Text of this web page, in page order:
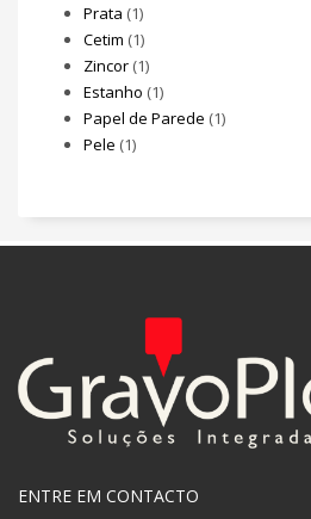
Prata (1)
Cetim (1)
Zincor (1)
Estanho (1)
Papel de Parede (1)
Pele (1)
ENTRE EM CONTACTO